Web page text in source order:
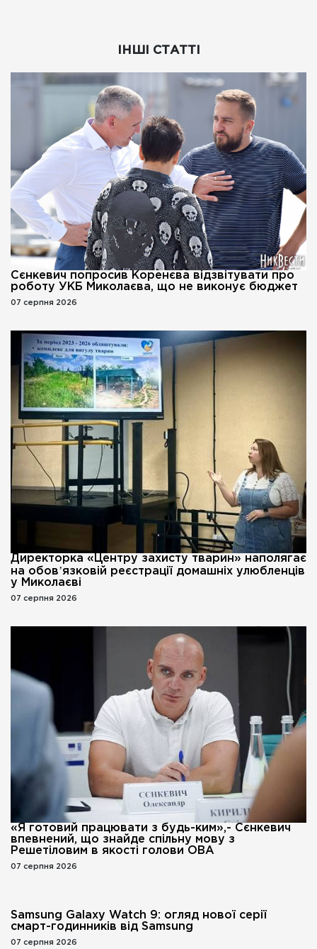
ІНШІ СТАТТІ
Сєнкевич попросив Коренєва відзвітувати про
роботу УКБ Миколаєва, що не виконує бюджет
07 серпня 2026
Директорка «Центру захисту тварин» наполягає
на обовʼязковій реєстрації домашніх улюбленців
у Миколаєві
07 серпня 2026
«Я готовий працювати з будь-ким»,- Сєнкевич
впевнений, що знайде спільну мову з
Решетіловим в якості голови ОВА
07 серпня 2026
Samsung Galaxy Watch 9: огляд нової серії
смарт-годинників від Samsung
07 серпня 2026